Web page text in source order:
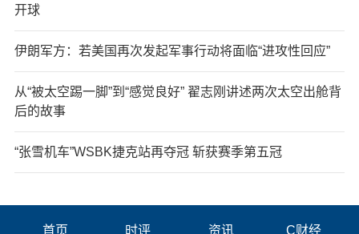
开球
伊朗军方：若美国再次发起军事行动将面临“进攻性回应”
从“被太空踢一脚”到“感觉良好” 翟志刚讲述两次太空出舱背
后的故事
“张雪机车”WSBK捷克站再夺冠 斩获赛季第五冠
首页 时评 资讯 C财经